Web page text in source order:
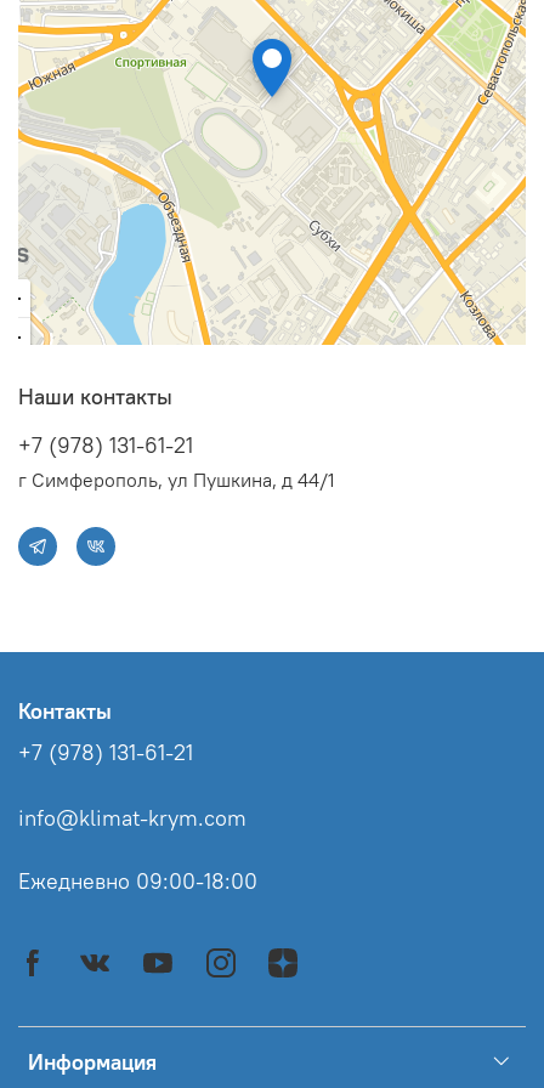
Наши контакты
+7 (978) 131-61-21
г Симферополь, ул Пушкина, д 44/1
Информация
Контакты
+7 (978) 131-61-21
info@klimat-krym.com
Ежедневно 09:00-18:00